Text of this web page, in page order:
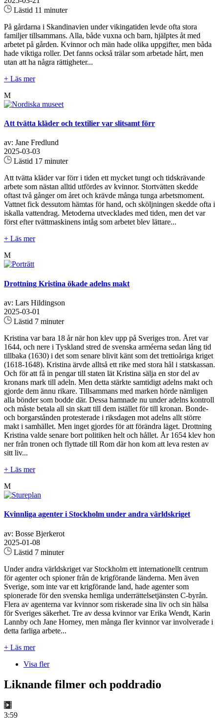
Lästid 11 minuter
På gårdarna i Skandinavien under vikingatiden levde ofta stora
familjer tillsammans. Alla, både vuxna och barn, hjälptes åt med
arbetet på gården. Kvinnor och män hade olika uppgifter, men båda
hade viktiga roller. Det fanns också trälar som arbetade hårt, men
utan att ha några rättigheter...
+ Läs mer
M
Att tvätta kläder och textilier var slitsamt förr
av: Jane Fredlund
2025-03-03
Lästid 17 minuter
Att tvätta kläder var förr i tiden ett mycket tungt och tidskrävande
arbete som nästan alltid utfördes av kvinnor. Stortvätten skedde
oftast två gånger om året och krävde många tunga arbetsmoment.
Vattnet fick dessutom hämtas för hand, och sköljningen skedde ofta i
iskalla vattendrag. Metoderna utvecklades med tiden, men det var
först efter tvättmaskinens intåg som arbetet blev lättare...
+ Läs mer
M
Drottning Kristina ökade adelns makt
av: Lars Hildingson
2025-03-01
Lästid 7 minuter
Kristina var bara 18 år när hon klev upp på Sveriges tron. Året var
1644, och nere i Tyskland stred de svenska arméerna sedan lång tid
tillbaka (1630) i det som senare blivit känt som det trettioåriga kriget
(1618-1648). Kristina ärvde alltså ett rike med stora hål i statskassan.
Och för att få in pengar till staten lät Kristina sälja en stor del av
kronans mark till adeln. Men detta stärkte samtidigt adelns makt och
gjorde dem ännu rikare. Tillsammans med marken hörde nämligen
alla bönder som bodde där. Dessa hamnade nu under adelns kontroll
och måste betala all sin skatt till dem istället för till kronan. Bonde-
och borgarstånden protesterade i riksdagen mot adelns allt större
makt i samhället. Men inget gjordes för att förändra läget. Drottning
Kristina valde senare bort politiken helt och hållet. År 1654 klev hon
ner från tronen och flyttade till Rom där hon kom att leva resten av
sitt liv...
+ Läs mer
M
Kvinnliga agenter i Stockholm under andra världskriget
av: Bosse Bjerkerot
2025-01-08
Lästid 7 minuter
Under andra världskriget var Stockholm ett internationellt centrum
för agenter och spioner från de krigförande länderna. Men även
Sverige, som inte var ett krigförande land, hade agenter som
spionerade för den svenska hemliga underrättelsetjänsten C-byrån.
Flera av agenterna var kvinnor som riskerade sina liv och sin hälsa
för Sveriges säkerhet. Tre av dessa kvinnor var Erika Wendt, Karin
Lannby och Jane Horney, men många fler kvinnor var involverade i
detta farliga arbete...
+ Läs mer
Visa fler
Liknande filmer och poddradio
3:59